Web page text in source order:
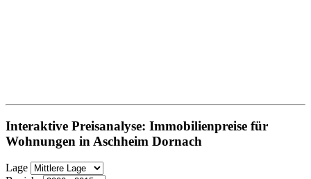
Interaktive Preisanalyse: Immobilienpreise für
Wohnungen in Aschheim Dornach
Lage